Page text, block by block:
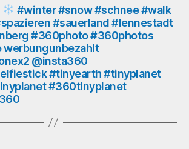
#tinyplanet
#invertedtinyplanet
#360tinyplanet
#winter #snow #schnee #walk
#sauerland #lennestadt
#360photo #360photos
@insta360
#tinyearth #tinyplanet
#360tinyplanet